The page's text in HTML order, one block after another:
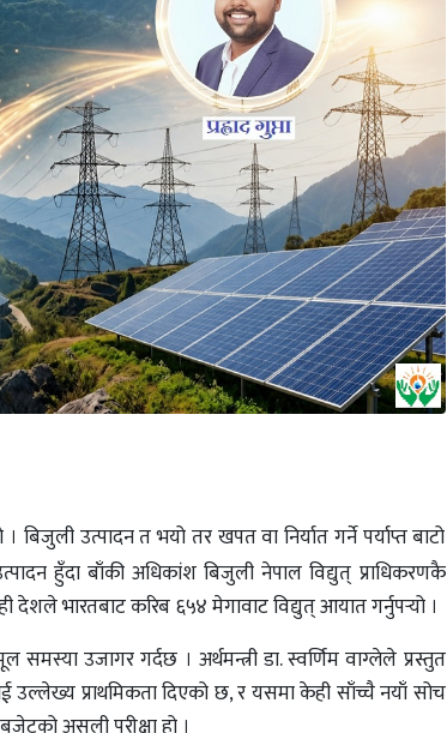
उत्पादन त भयो तर खपत वा निर्यात गर्ने पर्याप्त बाटो
हुँदा बाँकी अधिकांश बिजुली नेपाल विद्युत् प्राधिकरणकै
भारतबाट करिब ६५४ मेगावाट विद्युत् आयात गर्नुपर्‍यो ।
समस्या उजागर गर्दछ । अर्थमन्त्री डा. स्वर्णिम वाग्लेले प्रस्तुत
उल्लेख्य प्राथमिकता दिएको छ, र यसमा केही साँच्चै नयाँ सोच